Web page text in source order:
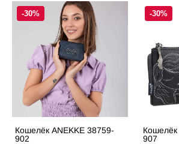
-30%
Кошелёк ANEKKE 38759-
902
-30%
Кошелёк
907